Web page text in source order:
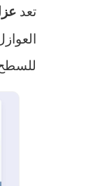
تعد